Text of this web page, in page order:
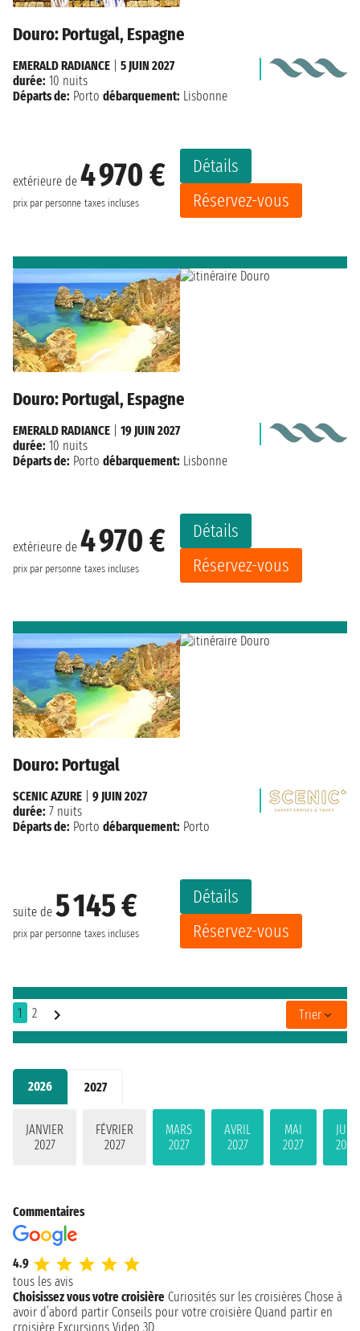
2026 2027
JANVIER
2027
FÉVRIER
2027
MARS
2027
AVRIL
2027
MAI
2027
JUIN
2027
Douro: Portugal, Espagne
extérieure de 4 970 €
prix par personne taxes incluses
Détails
Réservez-vous
EMERALD RADIANCE
5 JUIN 2027
durée: 10 nuits
Départs de: Porto débarquement: Lisbonne
Douro: Portugal, Espagne
extérieure de 4 970 €
prix par personne taxes incluses
Détails
Réservez-vous
EMERALD RADIANCE
19 JUIN 2027
durée: 10 nuits
Départs de: Porto débarquement: Lisbonne
Douro: Portugal
suite de 5 145 €
prix par personne taxes incluses
Détails
Réservez-vous
SCENIC AZURE
9 JUIN 2027
durée: 7 nuits
Départs de: Porto débarquement: Porto
1 2 Trier
Commentaires
4.9
tous les avis
Choisissez vous votre croisière Curiosités sur les croisières Chose à
avoir d’abord partir Conseils pour votre croisière Quand partir en
croisière Excursions Video 3D